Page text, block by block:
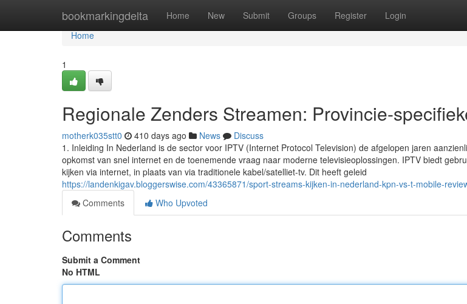
bookmarkingdelta Home New Submit Groups Register Login
Home
Home
1
Regionale Zenders Streamen: Provincie-
motherk035stt0 410 days ago News
Discuss
1. Inleiding In Nederland is de sector voor IPTV (Internet Protocol Television) de afgelopen jaren
opkomst van snel internet en de toenemende vraag naar moderne televisieoplossingen. IPTV biedt
kijken via internet, in plaats van via traditionele kabel/satelliet-tv. Dit heeft geleid
https://landenkigav.bloggerswise.com/43365871/sport-streams-kijken-in-nederland-kpn-vs-t-mobile-
Comments
Who Upvoted
Comments
Submit a Comment
No HTML